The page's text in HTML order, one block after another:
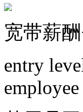
宽带薪
entry
employee